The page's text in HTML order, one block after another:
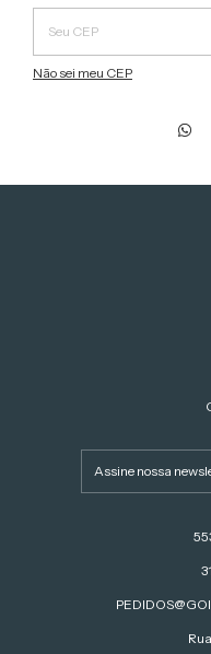
Não sei meu CEP